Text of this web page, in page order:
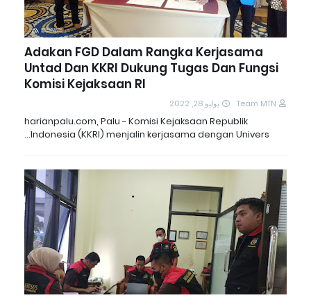
Adakan FGD Dalam Rangka Kerjasama
Untad Dan KKRI Dukung Tugas Dan Fungsi
Komisi Kejaksaan RI
Team MTN يوليو 28, 2022
harianpalu.com, Palu - Komisi Kejaksaan Republik
Indonesia (KKRI) menjalin kerjasama dengan Univers…